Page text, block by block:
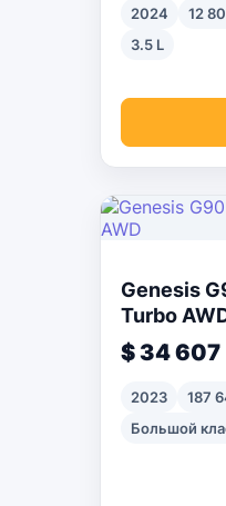
2024 12
3.5 L
Genesis
Turbo
$ 34 607
2023 187
Большой